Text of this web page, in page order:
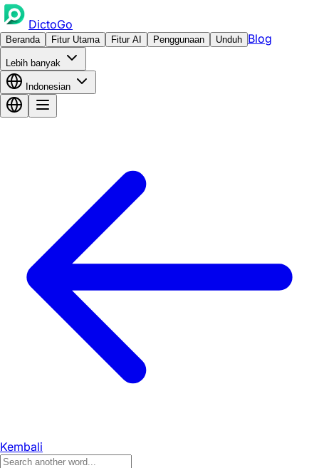
DictoGo
Beranda Fitur Utama Fitur AI Penggunaan Unduh Blog
Lebih banyak
Indonesian
Kembali